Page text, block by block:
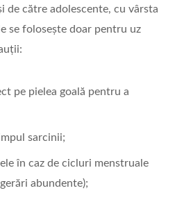
de către adolescente, cu vârsta
se folosește doar pentru uz
pe pielea goală pentru a
sarcinii;
în caz de cicluri menstruale
abundente);